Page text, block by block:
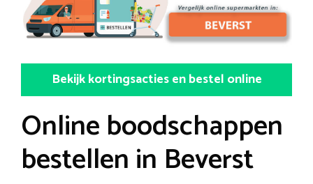
Bekijk kortingsacties en bestel online
Online boodschappen
bestellen in Beverst